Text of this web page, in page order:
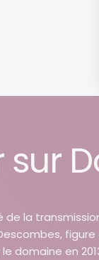
sur
de la
domaine en